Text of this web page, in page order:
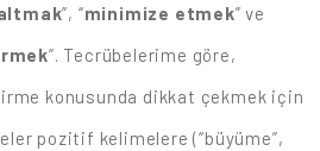
”, “minimize etmek” ve
”. Tecrübelerime göre,
konusunda dikkat çekmek için
pozitif kelimelere (“büyüme”,